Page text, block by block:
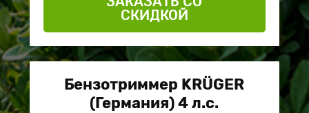
СКИДКОЙ
Бензотриммер KRÜGER
(Германия) 4 л.c.